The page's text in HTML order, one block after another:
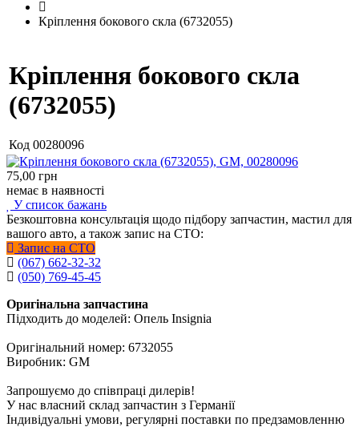
Кріплення бокового скла (6732055)
Кріплення бокового скла
(6732055)
Код 00280096
75,00 грн
немає в наявності
У список бажань
Безкоштовна консультація щодо підбору запчастин, мастил для
вашого авто, а також запис на СТО:
Запис на СТО
(067) 662-32-32
(050) 769-45-45
Оригінальна запчастина
Підходить до моделей: Опель Insignia
Оригінальний номер: 6732055
Виробник: GM
Запрошуємо до співпраці дилерів!
У нас власний склад запчастин з Германії
Індивідуальні умови, регулярні поставки по предзамовленню